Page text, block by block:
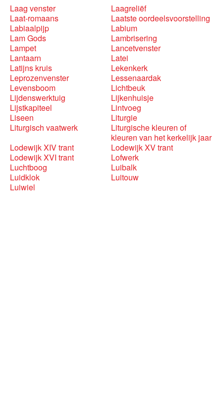
Laag venster
Laagreliëf
Laat-romaans
Laatste oordeelsvoorstelling
Labiaalpijp
Labium
Lam Gods
Lambrisering
Lampet
Lancetvenster
Lantaarn
Latei
Latijns kruis
Lekenkerk
Leprozenvenster
Lessenaardak
Levensboom
Lichtbeuk
Lijdenswerktuig
Lijkenhuisje
Lijstkapiteel
Lintvoeg
Liseen
Liturgie
Liturgisch vaatwerk
Liturgische kleuren of
kleuren van het kerkelijk jaar
Lodewijk XIV trant
Lodewijk XV trant
Lodewijk XVI trant
Lofwerk
Luchtboog
Luibalk
Luidklok
Luitouw
Luiwiel